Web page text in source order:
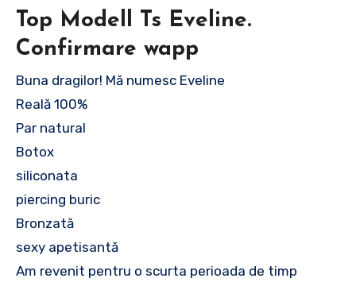
Top Modell Ts Eveline.
Confirmare wapp
Buna dragilor! Mă numesc Eveline
Reală 100%
Par natural
Botox
siliconata
piercing buric
Bronzată
sexy apetisantă
Am revenit pentru o scurta perioada de timp